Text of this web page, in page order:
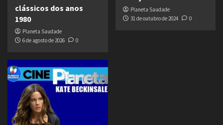
clássicos dos anos
1980
Planeta Saudade
6 de agosto de 2026
0
Planeta Saudade
31 de outubro de 2024
0